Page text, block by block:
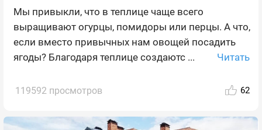
Мы привыкли, что в теплице чаще всего
выращивают огурцы, помидоры или перцы. А что,
если вместо привычных нам овощей посадить
ягоды? Благодаря теплице создаютс ...
Читать
119592 просмотров 62